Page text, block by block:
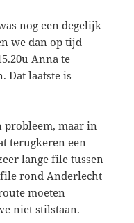
nog een degelijk
we dan op tijd
Anna te
Dat laatste is
probleem, maar in
terugkeren een
lange file tussen
file rond Anderlecht
moeten
niet stilstaan.